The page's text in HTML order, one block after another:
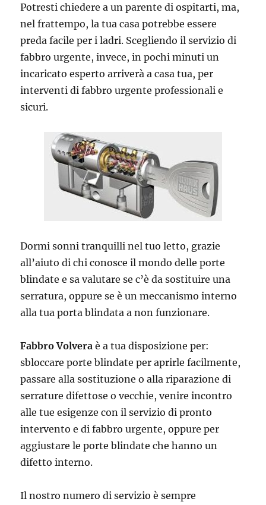
Potresti chiedere a un parente di ospitarti, ma,
nel frattempo, la tua casa potrebbe essere
preda facile per i ladri. Scegliendo il servizio di
fabbro urgente, invece, in pochi minuti un
incaricato esperto arriverà a casa tua, per
interventi di fabbro urgente professionali e
sicuri.
Dormi sonni tranquilli nel tuo letto, grazie
all’aiuto di chi conosce il mondo delle porte
blindate e sa valutare se c’è da sostituire una
serratura, oppure se è un meccanismo interno
alla tua porta blindata a non funzionare.
Fabbro Volvera è a tua disposizione per:
sbloccare porte blindate per aprirle facilmente,
passare alla sostituzione o alla riparazione di
serrature difettose o vecchie, venire incontro
alle tue esigenze con il servizio di pronto
intervento e di fabbro urgente, oppure per
aggiustare le porte blindate che hanno un
difetto interno.
Il nostro numero di servizio è sempre